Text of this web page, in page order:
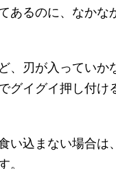
あるのに、なかな
、刃が入っていか
グイグイ押し付け
い込まない場合は
。